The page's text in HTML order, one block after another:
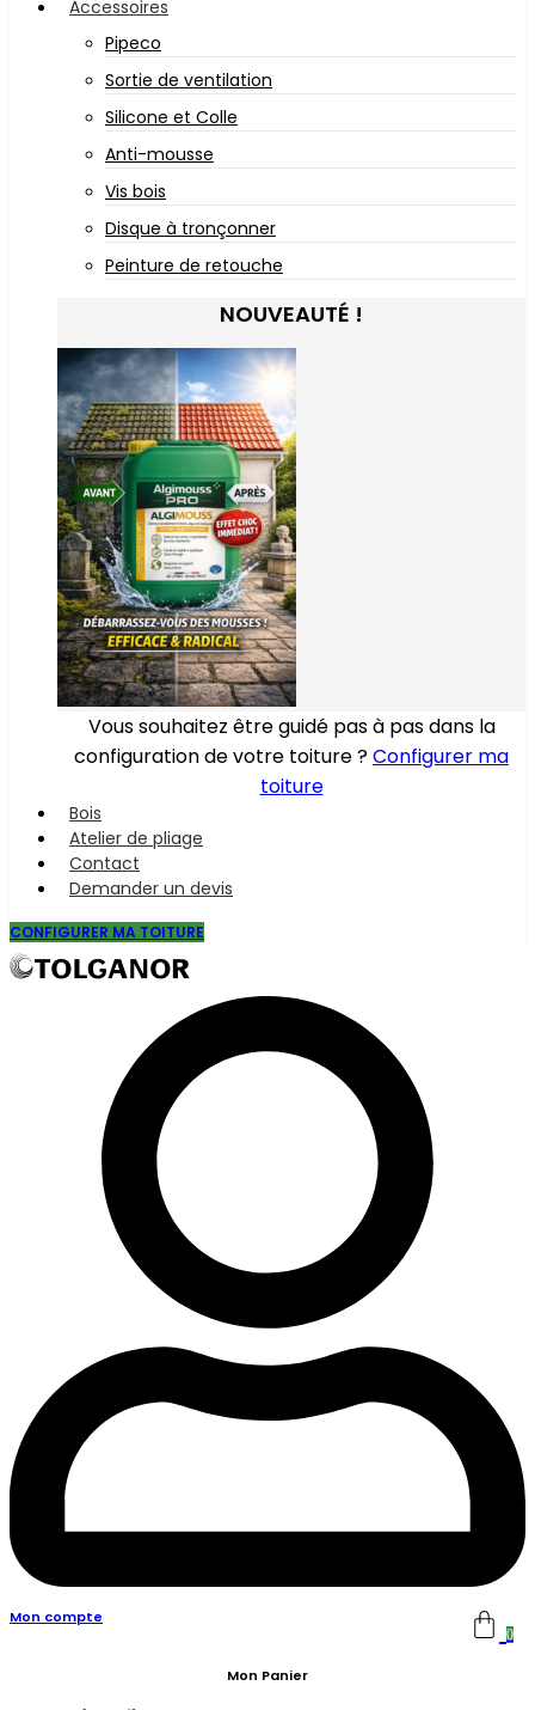
Accessoires
Pipeco
Sortie de ventilation
Silicone et Colle
Anti-mousse
Vis bois
Disque à tronçonner
Peinture de retouche
NOUVEAUTÉ !
Vous souhaitez être guidé pas à pas dans la
configuration de votre toiture ?Configurer ma
toiture
Bois
Atelier de pliage
Contact
Demander un devis
CONFIGURER MA TOITURE
Mon compte
0
Mon Panier